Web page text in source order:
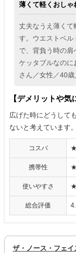
薄くて軽くおしゃ
丈夫なうえ薄くて
す。ウエストベル
で、背負う時の
ケッタブルなのに
さん／女性／40歳
【デメリットや気
広げた時にどうして
ないと考えています
コスパ
携帯性
使いやすさ
総合評価
ザ・ノース・フェ